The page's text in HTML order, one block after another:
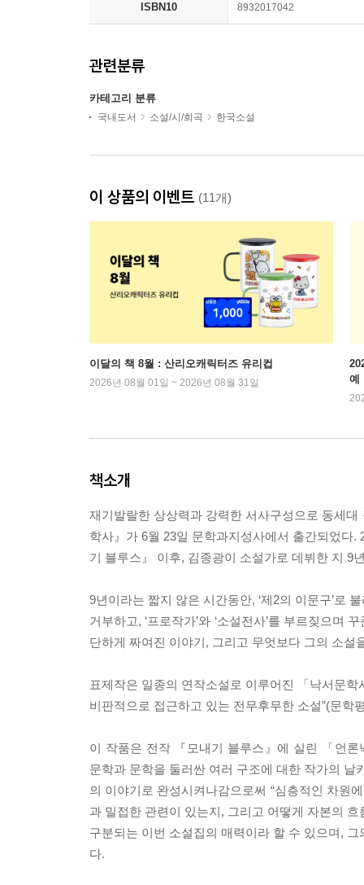
ISBN10 8932017042
관련분류
카테고리 분류
국내도서 소설/시/희곡 한국소설
이 상품의 이벤트 (11개)
이달의 책 8월 : 산리오캐릭터즈 유리컵
2026년 08월 01일 ~ 2026년 08월 31일
예
책소개
재기발랄한 상상력과 강력한 서사구성으로 동세
학사』가 6월 23일 문학과지성사에서 출간되었다
기 블루스』 이후, 김종광이 소설가로 데뷔한 지 9
9년이라는 짧지 않은 시간동안, ‘제2의 이문구’로
거부하고, ‘프로작가’와 ‘소설전사’를 부르짖으
단하게 짜여진 이야기, 그리고 무엇보다 그의 소
표제작은 일종의 연작소설로 이루어진 「낙서문
비판적으로 접근하고 있는 전무후무한 소설”(문학
이 작품은 전작 『모내기 블루스』에 실린 「언론
문학과 문학을 둘러싼 여러 구조에 대한 작가의
의 이야기로 완성시켜나감으로써 “심층적인 차원
과 밀접한 관련이 있는지, 그리고 어떻게 자본의
구분되는 이번 소설집의 매력이라 할 수 있으며,
다.